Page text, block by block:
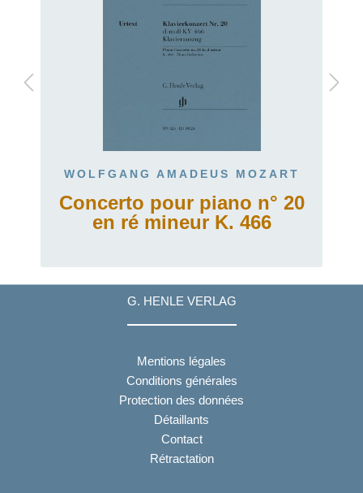
WOLFGANG AMADEUS MOZART
Concerto pour piano n° 20
en ré mineur K. 466
G. HENLE VERLAG
Mentions légales
Conditions générales
Protection des données
Détaillants
Contact
Rétractation